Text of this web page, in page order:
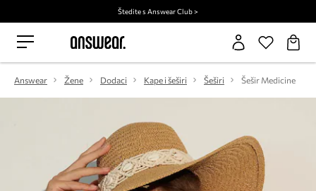
Štedite s Answear Club >
Answear Žene Dodaci Kape i šeširi Šeširi Šešir Medicine